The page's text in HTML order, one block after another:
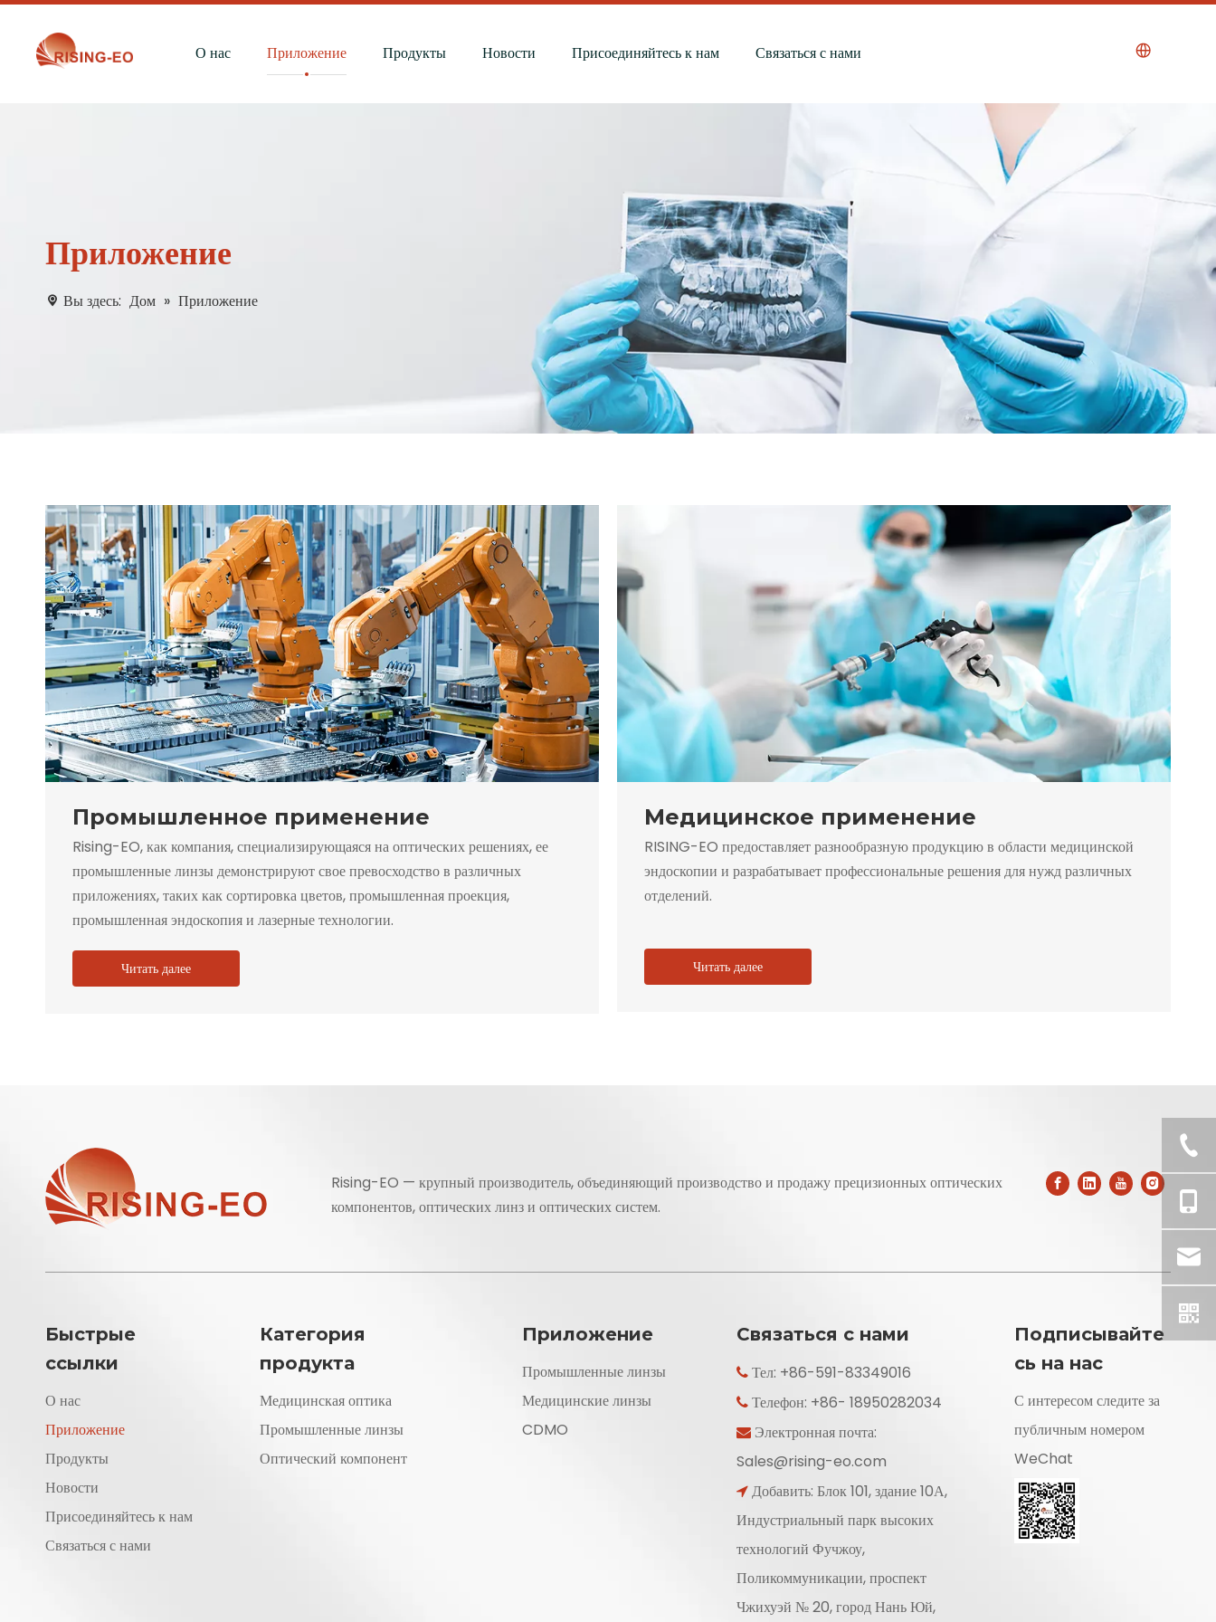
О нас Приложение Продукты Новости Присоединяйтесь к нам Связаться с нами
Приложение
Вы здесь: Дом » Приложение
Промышленное применение
Rising-EO, как компания, специализирующаяся на оптических решениях, ее
промышленные линзы демонстрируют свое превосходство в различных
приложениях, таких как сортировка цветов, промышленная проекция,
промышленная эндоскопия и лазерные технологии.
Читать далее
Медицинское применение
RISING-EO предоставляет разнообразную продукцию в области медицинской
эндоскопии и разрабатывает профессиональные решения для нужд различных
отделений.
Читать далее
Rising-EO — крупный производитель, объединяющий производство и продажу прецизионных оптических
компонентов, оптических линз и оптических систем.
Быстрые
ссылки
О нас
Приложение
Продукты
Новости
Присоединяйтесь к нам
Связаться с нами
Категория
продукта
Медицинская оптика
Промышленные линзы
Оптический компонент
Приложение
Промышленные линзы
Медицинские линзы
CDMO
Связаться с нами
 Тел: +86-591-83349016
 Телефон: +86- 18950282034
Электронная почта:
Sales@rising-eo.com
 Добавить: Блок 101, здание 10А,
Индустриальный парк высоких
технологий Фучжоу,
Поликоммуникации, проспект
Чжихуэй № 20, город Нань Юй,
Подписывайте
сь на нас
С интересом следите за
публичным номером
WeChat